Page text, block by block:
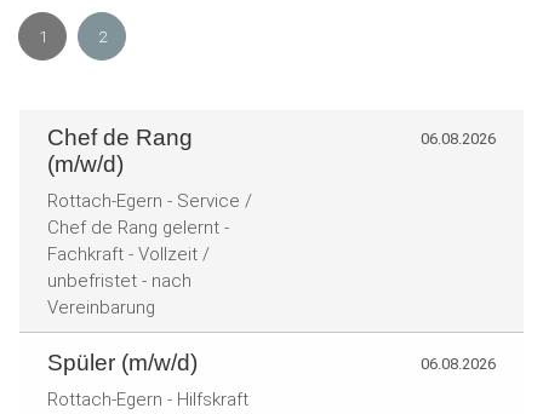
1 2
Chef de Rang
(m/w/d)
Rottach-Egern - Service /
Chef de Rang gelernt -
Fachkraft - Vollzeit /
unbefristet - nach
Vereinbarung
06.08.2026
Spüler (m/w/d)
Rottach-Egern - Hilfskraft
06.08.2026